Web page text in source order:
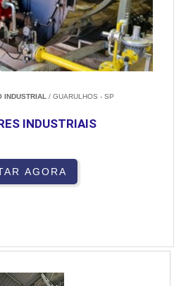
INDUSTRIAL / GUARULHOS - SP
INDUSTRIAIS
AGORA